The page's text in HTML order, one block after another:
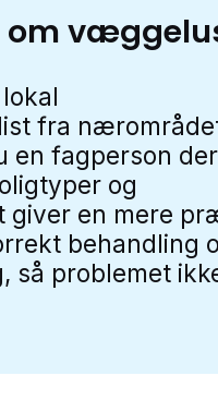
om
fra
en fagperson der
og
giver en mere
behandling
så problemet